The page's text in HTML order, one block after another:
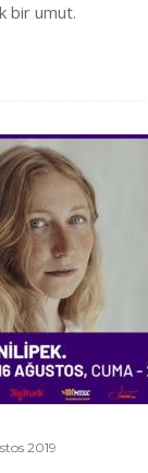
bir umut.
2019